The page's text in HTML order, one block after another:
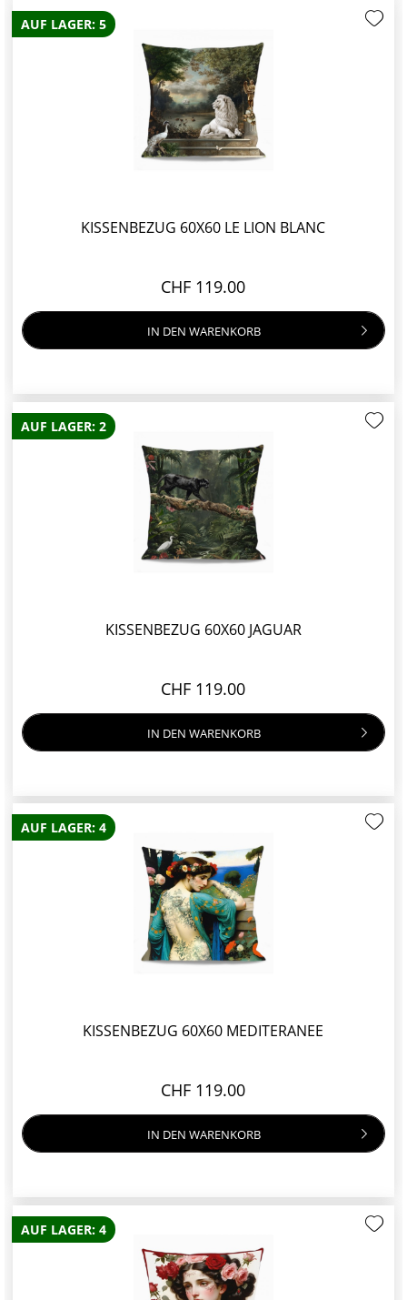
AUF LAGER: 5
KISSENBEZUG 60X60 LE LION BLANC
CHF 119.00
IN DEN WARENKORB
AUF LAGER: 2
KISSENBEZUG 60X60 JAGUAR
CHF 119.00
IN DEN WARENKORB
AUF LAGER: 4
KISSENBEZUG 60X60 MEDITERANEE
CHF 119.00
IN DEN WARENKORB
AUF LAGER: 4